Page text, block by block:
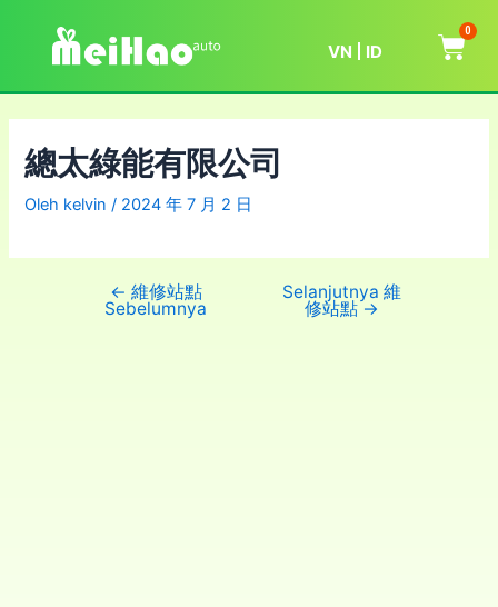
VN ID
0
總太綠能有限公司
Oleh kelvin/ 2024 年 7 月 2 日
← 維修站點
Sebelumnya
Selanjutnya 維
修站點→